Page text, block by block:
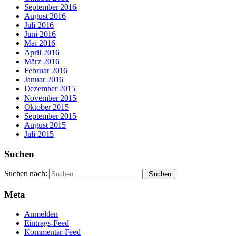
September 2016
August 2016
Juli 2016
Juni 2016
Mai 2016
April 2016
März 2016
Februar 2016
Januar 2016
Dezember 2015
November 2015
Oktober 2015
September 2015
August 2015
Juli 2015
Suchen
Suchen nach:
Meta
Anmelden
Eintrags-Feed
Kommentar-Feed